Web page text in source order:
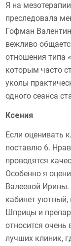
Я на
преследовала
Гофман
вежливо
отношения типа
которым часто
уколы
одного сеанса
Ксения
Если оценивать
поставлю 6.
проводятся
Особенно я
Валеевой
кабинет уютный,
Шприцы и
относится
лучших клиник,